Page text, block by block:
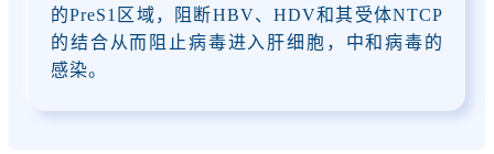
的PreS1区域，阻断HBV、HDV和其受体NTCP
的结合从而阻止病毒进入肝细胞，中和病毒的
感染。